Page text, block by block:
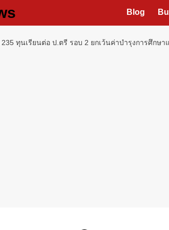
Blog
235 ทุนเรียนต่อ ป.ตรี รอบ 2 ยกเว้นค่าบำรุงการศึก